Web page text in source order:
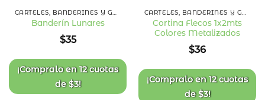
de
deseos
CARTELES, BANDERINES Y GUIRNALDAS
Banderín Lunares
$35
¡Compralo en12 cuotas
de$3!
Añadir
CARTELES, BANDERINES Y GUIRNALDAS
Cortina Flecos 1x2mts
Colores Metalizados
$36
¡Compralo en12 cuotas
de$3!